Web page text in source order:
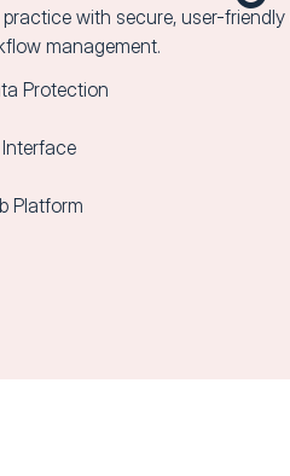
with secure, user-
management.
Protection
Platform